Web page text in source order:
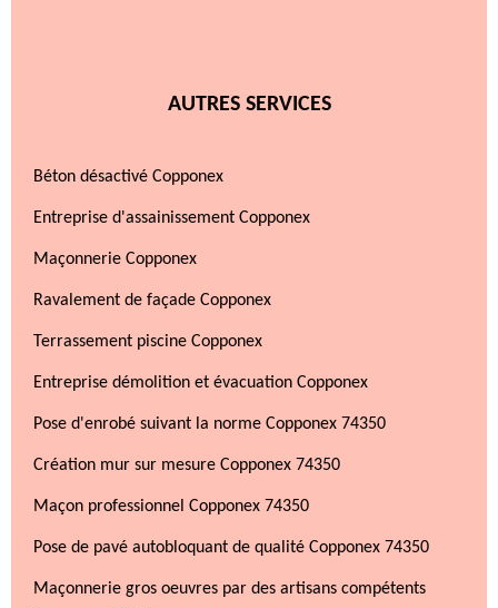
AUTRES SERVICES
Béton désactivé Copponex
Entreprise d'assainissement Copponex
Maçonnerie Copponex
Ravalement de façade Copponex
Terrassement piscine Copponex
Entreprise démolition et évacuation Copponex
Pose d'enrobé suivant la norme Copponex 74350
Création mur sur mesure Copponex 74350
Maçon professionnel Copponex 74350
Pose de pavé autobloquant de qualité Copponex 74350
Maçonnerie gros oeuvres par des artisans compétents